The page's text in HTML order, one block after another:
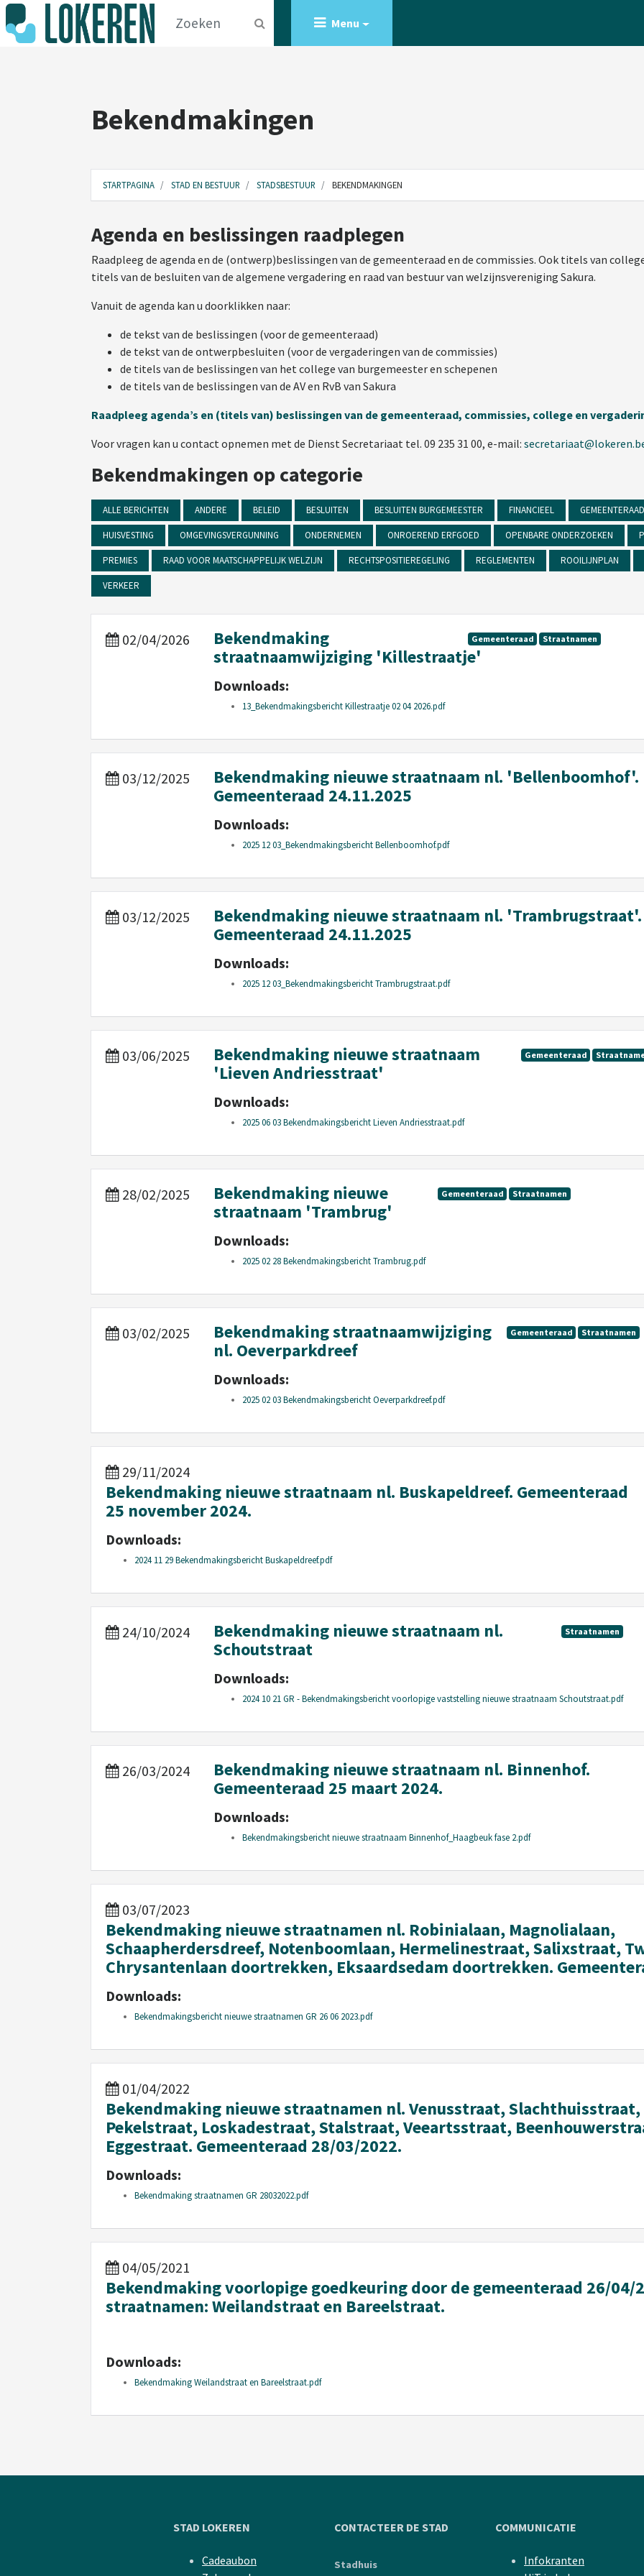
Menu
Bekendmakingen
STARTPAGINA STAD EN BESTUUR STADSBESTUUR BEKENDMAKINGEN
Agenda en beslissingen raadplegen
Raadpleeg de agenda en de (ontwerp)beslissingen van de gemeenteraad en de commissies. Ook titels van
titels van de besluiten van de algemene vergadering en raad van bestuur van welzijnsvereniging Sakura.
Vanuit de agenda kan u doorklikken naar:
de tekst van de beslissingen (voor de gemeenteraad)
de tekst van de ontwerpbesluiten (voor de vergaderingen van de commissies)
de titels van de beslissingen van het college van burgemeester en schepenen
de titels van de beslissingen van de AV en RvB van Sakura
Raadpleeg agenda’s en (titels van) beslissingen van de gemeenteraad, commissies, college en
Voor vragen kan u contact opnemen met de Dienst Secretariaat tel. 09 235 31 00, e-mail:
Bekendmakingen op categorie
ALLE BERICHTEN ANDERE BELEID BESLUITEN BESLUITEN BURGEMEESTER FINANCIEEL GEMEENTERAAD
HUISVESTING OMGEVINGSVERGUNNING ONDERNEMEN ONROEREND ERFGOED OPENBARE ONDERZOEKEN
PREMIES RAAD VOOR MAATSCHAPPELIJK WELZIJN RECHTSPOSITIEREGELING REGLEMENTEN ROOILIJNPLAN
VERKEER
02/04/2026 Gemeenteraad Straatnamen
Bekendmaking
straatnaamwijziging 'Killestraatje'
Downloads:
13_Bekendmakingsbericht Killestraatje 02 04 2026.pdf
03/12/2025
Bekendmaking nieuwe straatnaam nl. 'Bellenboomhof'.
Gemeenteraad 24.11.2025
Downloads:
2025 12 03_Bekendmakingsbericht Bellenboomhof.pdf
03/12/2025
Bekendmaking nieuwe straatnaam nl. 'Trambrugstraat'.
Gemeenteraad 24.11.2025
Downloads:
2025 12 03_Bekendmakingsbericht Trambrugstraat.pdf
03/06/2025 Gemeenteraad
Bekendmaking nieuwe straatnaam
'Lieven Andriesstraat'
Downloads:
2025 06 03 Bekendmakingsbericht Lieven Andriesstraat.pdf
28/02/2025 Gemeenteraad Straatnamen
Bekendmaking nieuwe
straatnaam 'Trambrug'
Downloads:
2025 02 28 Bekendmakingsbericht Trambrug.pdf
03/02/2025 Gemeenteraad Straatnamen
Bekendmaking straatnaamwijziging
nl. Oeverparkdreef
Downloads:
2025 02 03 Bekendmakingsbericht Oeverparkdreef.pdf
29/11/2024
Bekendmaking nieuwe straatnaam nl. Buskapeldreef. Gemeenteraad
25 november 2024.
Downloads:
2024 11 29 Bekendmakingsbericht Buskapeldreef.pdf
24/10/2024 Straatnamen
Bekendmaking nieuwe straatnaam nl.
Schoutstraat
Downloads:
2024 10 21 GR - Bekendmakingsbericht voorlopige vaststelling nieuwe straatnaam Schoutstraat.pdf
26/03/2024
Bekendmaking nieuwe straatnaam nl. Binnenhof.
Gemeenteraad 25 maart 2024.
Downloads:
Bekendmakingsbericht nieuwe straatnaam Binnenhof_Haagbeuk fase 2.pdf
03/07/2023
Bekendmaking nieuwe straatnamen nl. Robinialaan, Magnolialaan,
Schaapherdersdreef, Notenboomlaan, Hermelinestraat, Salixstraat,
Chrysantenlaan doortrekken, Eksaardsedam doortrekken.
Downloads:
Bekendmakingsbericht nieuwe straatnamen GR 26 06 2023.pdf
01/04/2022
Bekendmaking nieuwe straatnamen nl. Venusstraat, Slachthuisstraat,
Pekelstraat, Loskadestraat, Stalstraat, Veeartsstraat,
Eggestraat. Gemeenteraad 28/03/2022.
Downloads:
Bekendmaking straatnamen GR 28032022.pdf
04/05/2021
Bekendmaking voorlopige goedkeuring door de gemeenteraad 26/04/
straatnamen: Weilandstraat en Bareelstraat.
Downloads:
Bekendmaking Weilandstraat en Bareelstraat.pdf
STAD LOKEREN
Cadeaubon
CONTACTEER DE STAD
Stadhuis
COMMUNICATIE
Infokranten